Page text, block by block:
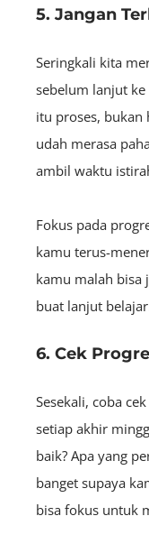
5. Jangan
Seringkali kita
sebelum lanjut
itu proses, bukan
udah merasa
ambil waktu
Fokus pada
kamu terus-
kamu malah bisa
buat lanjut
6. Cek
Sesekali, coba
setiap akhir
baik? Apa yang
banget supaya
bisa fokus untuk